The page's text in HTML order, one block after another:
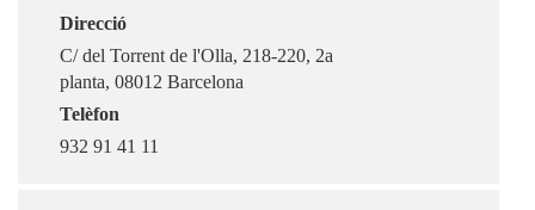
Direcció
C/ del Torrent de l'Olla, 218-220, 2a
planta, 08012 Barcelona
Telèfon
932 91 41 11